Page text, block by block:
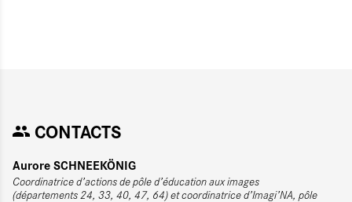
CONTACTS
Aurore SCHNEEKÖNIG
Coordinatrice d’actions de pôle d’éducation aux images
(départements 24, 33, 40, 47, 64) et coordinatrice d’Imagi’NA, pôle